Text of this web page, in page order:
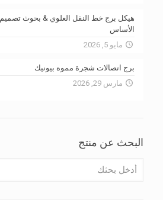
هيكل برج خط النقل العلوي & بحوث تصميم
الأساس
مايو 5, 2026
برج اتصالات شجرة مموه بيونيك
مارس 29, 2026
البحث عن منتج